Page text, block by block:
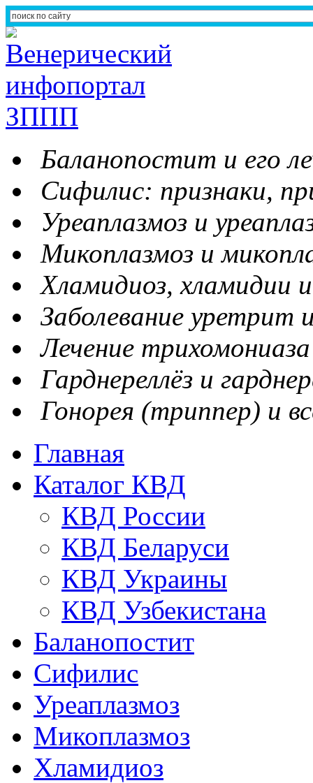
Баланопостит и его
Сифилис: признаки,
Уреаплазмоз и
Микоплазмоз и
Хламидиоз, хламидии
Заболевание уретрит
Лечение
Гарднереллёз и
Гонорея (триппер) и
Главная
Каталог КВД
КВД России
КВД Беларуси
КВД Украины
КВД Узбекистана
Баланопостит
Сифилис
Уреаплазмоз
Микоплазмоз
Хламидиоз